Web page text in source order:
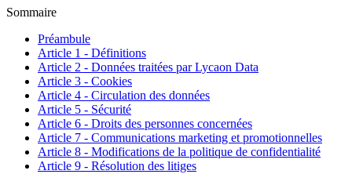
Sommaire
Préambule
Article 1 - Définitions
Article 2 - Données traitées par Lycaon Data
Article 3 - Cookies
Article 4 - Circulation des données
Article 5 - Sécurité
Article 6 - Droits des personnes concernées
Article 7 - Communications marketing et promotionnelles
Article 8 - Modifications de la politique de confidentialité
Article 9 - Résolution des litiges